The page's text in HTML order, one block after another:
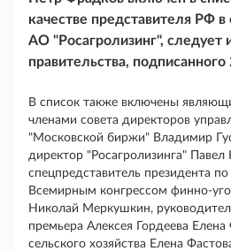
качестве представителя РФ в
АО "Росагролизинг", следует
правительства,
В список также включены
членами совета директоров
"Московской биржи" Владимир
директор "Росагролизинга" Павел
спецпредставитель президента
Всемирным конгрессом финно-
Николай Меркушкин,
премьера Алексея Гордеева
сельского хозяйства Елена